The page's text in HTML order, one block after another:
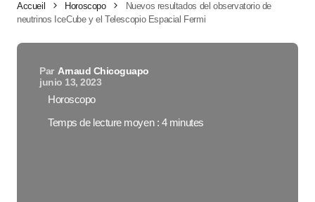
Accueil Horoscopo
Nuevos resultados del observatorio de
neutrinos IceCube y el Telescopio Espacial Fermi
Par Arnaud Chicoguapo
junio 13, 2023
Horoscopo
Temps de lecture moyen : 4 minutes